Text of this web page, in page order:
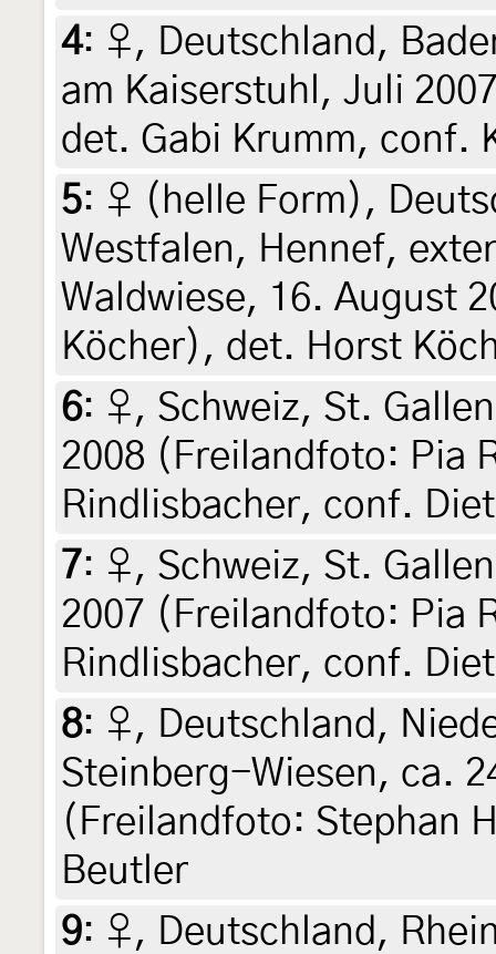
4: ♀, Deutschland,
am Kaiserstuhl, Juli
det. Gabi Krumm, conf.
5: ♀ (helle Form),
Westfalen, Hennef,
Waldwiese, 16. August
Köcher), det. Horst
6: ♀, Schweiz, St.
2008 (Freilandfoto: Pia
Rindlisbacher, conf.
7: ♀, Schweiz, St.
2007 (Freilandfoto: Pia
Rindlisbacher, conf.
8: ♀, Deutschland,
Steinberg-Wiesen, ca.
(Freilandfoto: Stephan
Beutler
9: ♀, Deutschland,